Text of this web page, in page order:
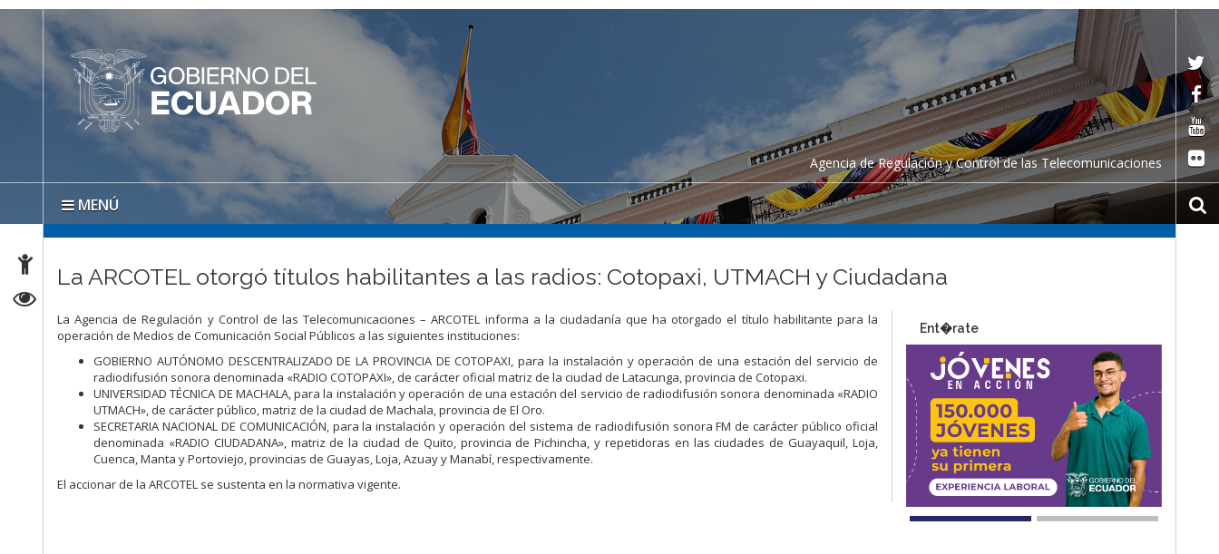
Agencia de Regulación y Control de las Telecomunicaciones
MENÚ
La ARCOTEL otorgó títulos habilitantes a las radios: Cotopaxi, UTMACH y Ciudadana
La Agencia de Regulación y Control de las Telecomunicaciones – ARCOTEL informa a la ciudadanía que ha otorgado el título habilitante para la
operación de Medios de Comunicación Social Públicos a las siguientes instituciones:
GOBIERNO AUTÓNOMO DESCENTRALIZADO DE LA PROVINCIA DE COTOPAXI, para la instalación y operación de una estación del servicio de
radiodifusión sonora denominada «RADIO COTOPAXI», de carácter oficial matriz de la ciudad de Latacunga, provincia de Cotopaxi.
UNIVERSIDAD TÉCNICA DE MACHALA, para la instalación y operación de una estación del servicio de radiodifusión sonora denominada «RADIO
UTMACH», de carácter público, matriz de la ciudad de Machala, provincia de El Oro.
SECRETARIA NACIONAL DE COMUNICACIÓN, para la instalación y operación del sistema de radiodifusión sonora FM de carácter público oficial
denominada «RADIO CIUDADANA», matriz de la ciudad de Quito, provincia de Pichincha, y repetidoras en las ciudades de Guayaquil, Loja,
Cuenca, Manta y Portoviejo, provincias de Guayas, Loja, Azuay y Manabí, respectivamente.
El accionar de la ARCOTEL se sustenta en la normativa vigente.
Ent�rate